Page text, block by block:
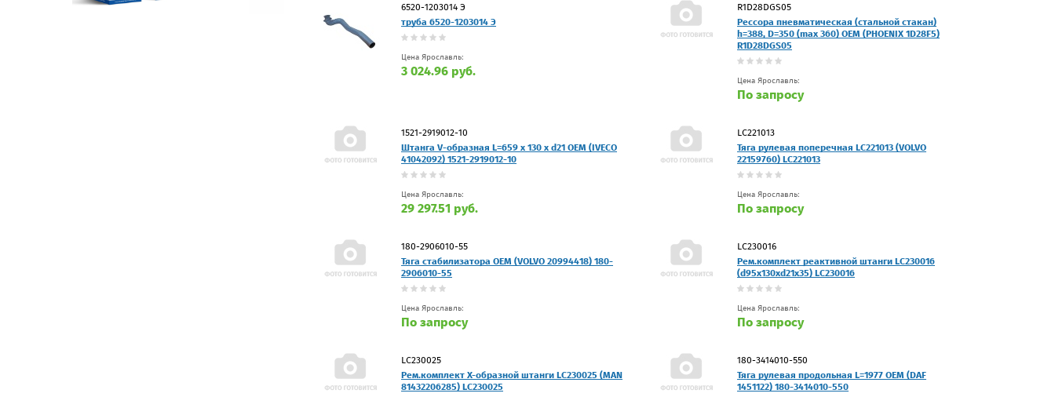
6520-1203014 Э
труба 6520-1203014 Э
Цена Ярославль:
3 024.96 руб.
R1D28DGS05
Рессора пневматическая (стальной стакан)
h=388, D=350 (max 360) OEM (PHOENIX 1D28F5)
R1D28DGS05
Цена Ярославль:
По запросу
1521-2919012-10
Штанга V-образная L=659 x 130 x d21 OEM (IVECO
41042092) 1521-2919012-10
Цена Ярославль:
29 297.51 руб.
LC221013
Тяга рулевая поперечная LC221013 (VOLVO
22159760) LC221013
Цена Ярославль:
По запросу
180-2906010-55
Тяга стабилизатора OEM (VOLVO 20994418) 180-
2906010-55
Цена Ярославль:
По запросу
LC230016
Рем.комплект реактивной штанги LC230016
(d95x130xd21x35) LC230016
Цена Ярославль:
По запросу
LC230025
Рем.комплект Х-образной штанги LC230025 (MAN
81432206285) LC230025
180-3414010-550
Тяга рулевая продольная L=1977 OEM (DAF
1451122) 180-3414010-550